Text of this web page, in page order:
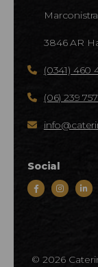
3846 AR
(0341) 460
(06) 239 757
Social
© 2026